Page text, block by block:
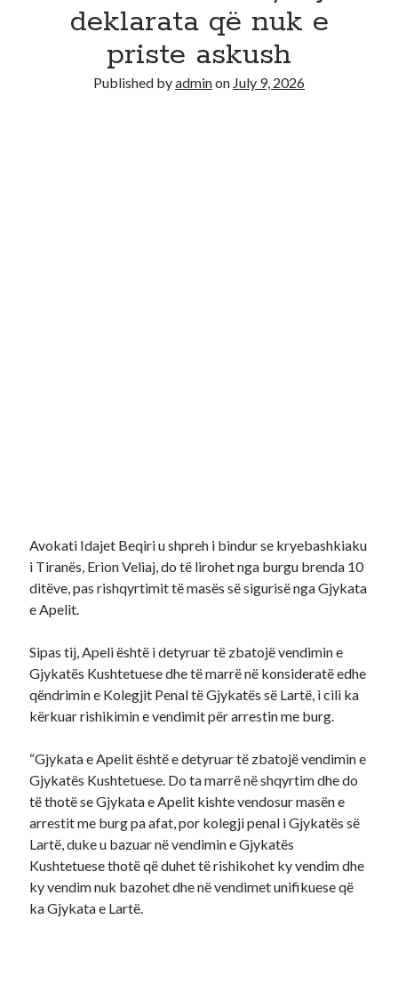
Recent Comments
No comments to show.
deklarata që nuk e
priste askush
Published byadminon July 9, 2026
Avokati Idajet Beqiri u shpreh i bindur se kryebashkiaku
i Tiranës, Erion Veliaj, do të lirohet nga burgu brenda 10
ditëve, pas rishqyrtimit të masës së sigurisë nga Gjykata
e Apelit.
Sipas tij, Apeli është i detyruar të zbatojë vendimin e
Gjykatës Kushtetuese dhe të marrë në konsideratë edhe
qëndrimin e Kolegjit Penal të Gjykatës së Lartë, i cili ka
kërkuar rishikimin e vendimit për arrestin me burg.
“Gjykata e Apelit është e detyruar të zbatojë vendimin e
Gjykatës Kushtetuese. Do ta marrë në shqyrtim dhe do
të thotë se Gjykata e Apelit kishte vendosur masën e
arrestit me burg pa afat, por kolegji penal i Gjykatës së
Lartë, duke u bazuar në vendimin e Gjykatës
Kushtetuese thotë që duhet të rishikohet ky vendim dhe
ky vendim nuk bazohet dhe në vendimet unifikuese që
ka Gjykata e Lartë.